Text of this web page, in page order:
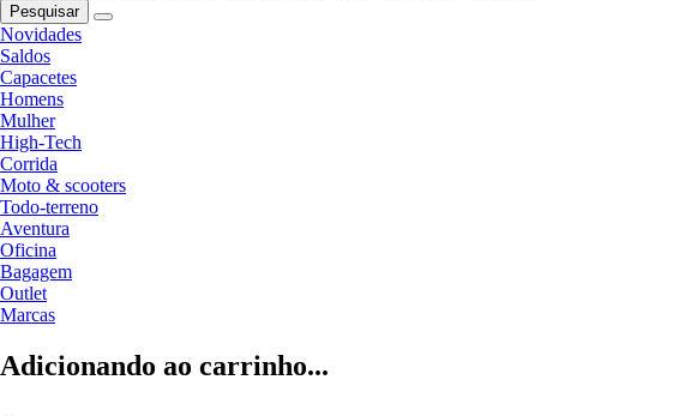
Pesquisar
Novidades
Saldos
Capacetes
Homens
Mulher
High-Tech
Corrida
Moto & scooters
Todo-terreno
Aventura
Oficina
Bagagem
Outlet
Marcas
Adicionando ao carrinho...